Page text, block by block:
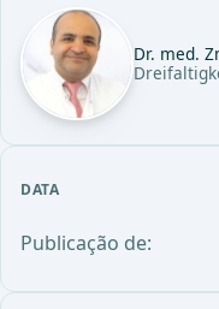
Dr. med.
DATA
Publicação de: